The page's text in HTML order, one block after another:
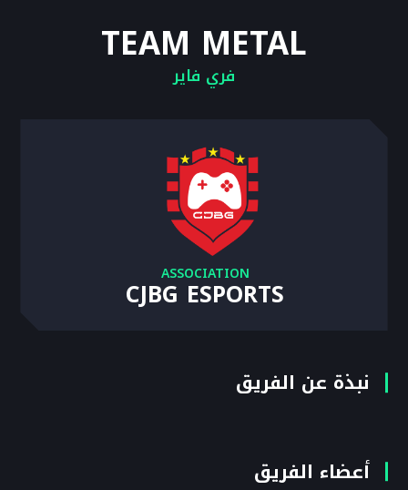
TEAM METAL
فري فاير
ASSOCIATION
CJBG ESPORTS
نبذة عن الفريق
أعضاء الفريق